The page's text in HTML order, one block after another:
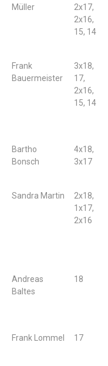
Müller
2x17,
2x16,
15, 14
Frank
Bauermeister
3x18,
17,
2x16,
15, 14
Bartho
Bonsch
4x18,
3x17
Sandra Martin
2x18,
1x17,
2x16
Andreas
Baltes
18
Frank Lommel 17